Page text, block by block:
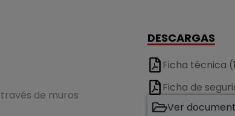
de muros
DESCARGAS
Ficha técnica
Ficha de
Ver